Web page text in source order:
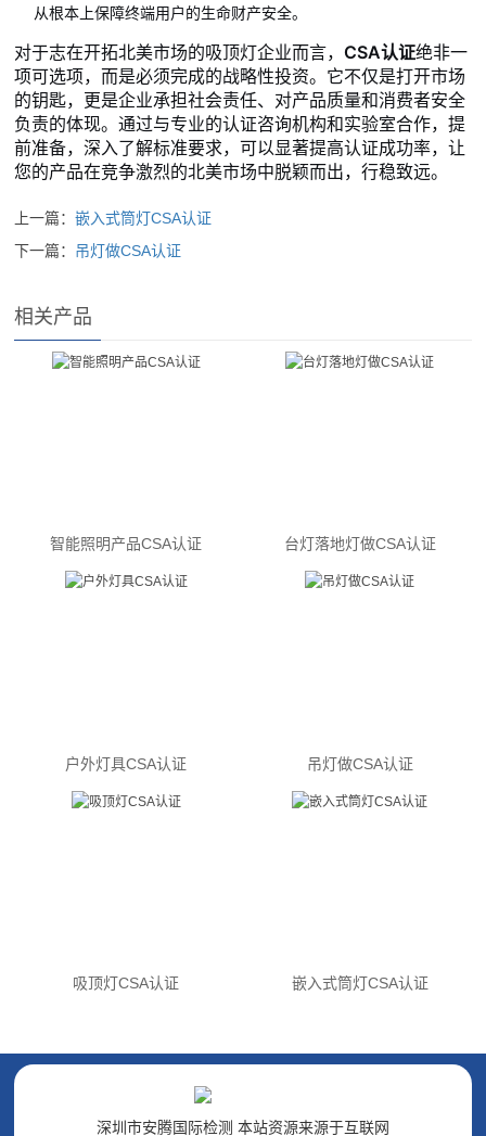
从根本上保障终端用户的生命财产安全。
对于志在开拓北美市场的吸顶灯企业而言，CSA认证绝非一
项可选项，而是必须完成的战略性投资。它不仅是打开市场
的钥匙，更是企业承担社会责任、对产品质量和消费者安全
负责的体现。通过与专业的认证咨询机构和实验室合作，提
前准备，深入了解标准要求，可以显著提高认证成功率，让
您的产品在竞争激烈的北美市场中脱颖而出，行稳致远。
上一篇：嵌入式筒灯CSA认证
下一篇： 吊灯做CSA认证
相关产品
智能照明产品CSA认证 台灯落地灯做CSA认证
户外灯具CSA认证 吊灯做CSA认证
吸顶灯CSA认证 嵌入式筒灯CSA认证
深圳市安腾国际检测 本站资源来源于互联网